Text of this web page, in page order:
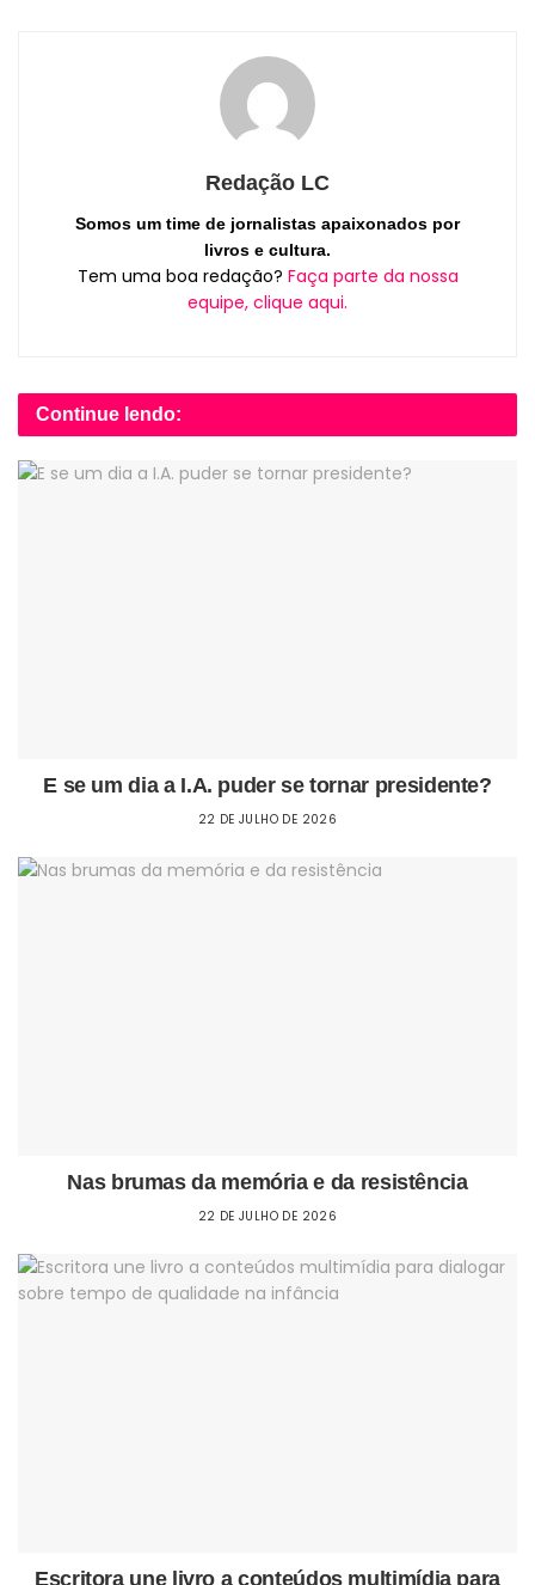
Redação LC
Somos um time de jornalistas apaixonados por
livros e cultura.
Tem uma boa redação? Faça parte da nossa
equipe, clique aqui.
Continue lendo:
E se um dia a I.A. puder se tornar presidente?
22 DE JULHO DE 2026
Nas brumas da memória e da resistência
22 DE JULHO DE 2026
Escritora une livro a conteúdos multimídia para